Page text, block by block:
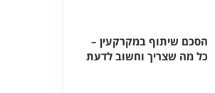
הסכם שיתוף במקרקעין –
כל מה שצריך וחשוב לדעת